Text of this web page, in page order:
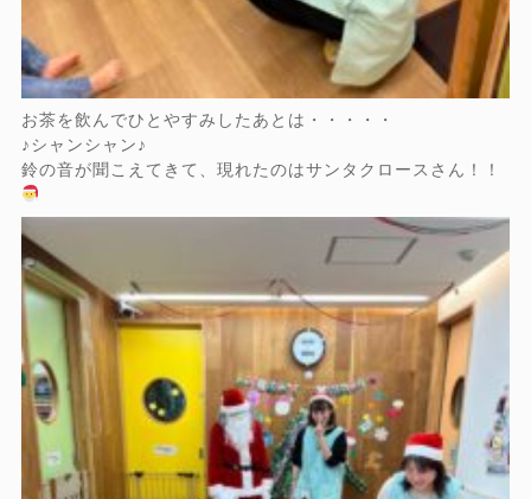
お茶を飲んでひとやすみしたあとは・・・・・
♪シャンシャン♪
鈴の音が聞こえてきて、現れたのはサンタクロースさん！！